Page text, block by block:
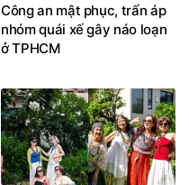
Công an mật phục, trấn áp
nhóm quái xế gây náo loạn
ở TPHCM